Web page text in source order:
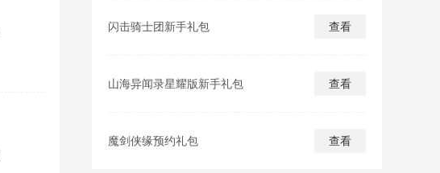
闪击骑士团新手礼包 查看
山海异闻录星耀版新手礼包 查看
魔剑侠缘预约礼包 查看